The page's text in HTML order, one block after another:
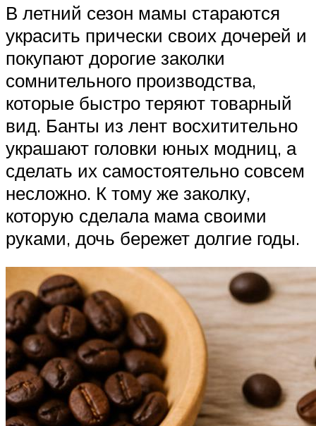
В летний сезон мамы стараются
украсить прически своих дочерей и
покупают дорогие заколки
сомнительного производства,
которые быстро теряют товарный
вид. Банты из лент восхитительно
украшают головки юных модниц, а
сделать их самостоятельно совсем
несложно. К тому же заколку,
которую сделала мама своими
руками, дочь бережет долгие годы.